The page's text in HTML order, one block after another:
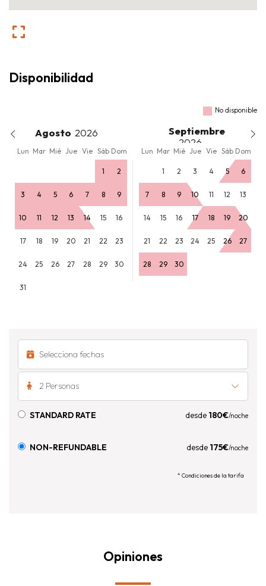
Disponibilidad
No disponible
Agosto Septiembre
Lun Mar Mié Jue Vie Sáb Dom Lun Mar Mié Jue Vie Sáb Dom
1 2
3 4 5 6 7 8 9
10 11 12 13 14 15 16
17 18 19 20 21 22 23
24 25 26 27 28 29 30
31
1 2 3 4 5 6
7 8 9 10 11 12 13
14 15 16 17 18 19 20
21 22 23 24 25 26 27
28 29 30
2 Personas
STANDARD RATE desde 180€/noche
NON-REFUNDABLE desde 175€/noche
* Condiciones de la tarifa
Opiniones